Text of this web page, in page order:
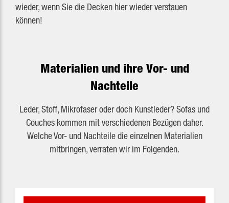
wieder, wenn Sie die Decken hier wieder verstauen
können!
Materialien und ihre Vor- und
Nachteile
Leder, Stoff, Mikrofaser oder doch Kunstleder? Sofas und
Couches kommen mit verschiedenen Bezügen daher.
Welche Vor- und Nachteile die einzelnen Materialien
mitbringen, verraten wir im Folgenden.